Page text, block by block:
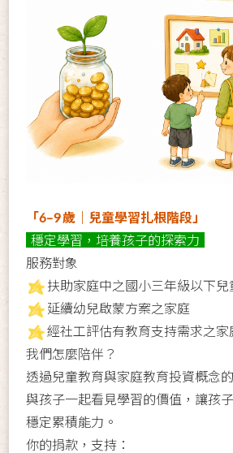
「6–9 歲｜兒童學習扎根階段」
穩定學習，培養孩子的探索力
服務對象
扶助家庭中之國小三年級以下兒
延續幼兒啟蒙方案之家庭
經社工評估有教育支持需求之家
我們怎麼陪伴？
透過兒童教育與家庭教育投資概念
與孩子一起看見學習的價值，讓孩
穩定累積能力。
你的捐款，支持：